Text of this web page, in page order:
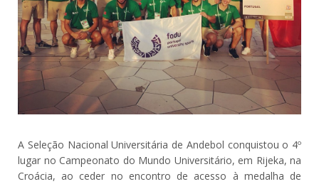
A Seleção Nacional Universitária de Andebol conquistou o 4º
lugar no Campeonato do Mundo Universitário, em Rijeka, na
Croácia, ao ceder no encontro de acesso à medalha de